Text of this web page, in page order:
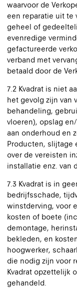
waarvoor de
een reparatie uit te
geheel of
evenredige
gefactureerde
verband met
betaald door de
7.2 Kvadrat is niet
het gevolg zijn van
behandeling,
vloeren), opslag
aan onderhoud en
Producten, slijtage
over de vereisten
installatie enz. van
7.3 Kvadrat is in
bedrijfsschade,
winstderving, voor
kosten of boete
demontage,
bekleden, en
hoogwerker,
die nodig zijn voor
Kvadrat opzettelijk
gehandeld.